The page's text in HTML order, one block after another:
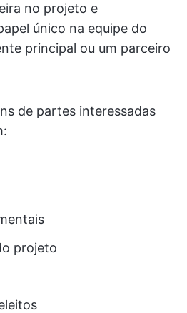
no projeto e
único na equipe do
principal ou um parceiro
de partes interessadas
projeto